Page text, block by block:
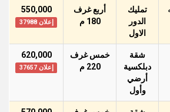
تمليك
الدور
اﻻول
أربع غرف
180 م
550,000
إعلان 37988
شقة
دبلكسية
أرضي
وأول
خمس غرف
220 م
620,000
إعلان 37657